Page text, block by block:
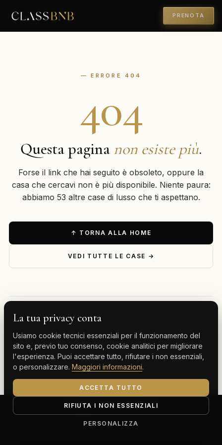
PRENOTA
— ERRORE 404
404
Questa pagina non esiste più.
Forse il link che hai seguito è obsoleto, oppure la
casa che cercavi non è più disponibile. Niente paura:
abbiamo 53 altre case di lusso che ti aspettano.
↑ TORNA ALLA HOME
VEDI TUTTE LE CASE →
— ESPLORA PER DESTINAZIONE
Milano Cervinia Tenerife Gran Canaria
Monte Carlo
Corso Buenos Aires 64, 20124 Milano (MI)
La tua privacy conta
Usiamo cookie tecnici essenziali per il funzionamento del
sito e, previo tuo consenso, cookie analitici per migliorare
l'esperienza. Puoi accettare tutto, rifiutare i non essenziali,
o personalizzare. Maggiori informazioni.
ACCETTA TUTTO
RIFIUTA I NON ESSENZIALI
PERSONALIZZA